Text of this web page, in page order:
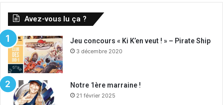
Avez-vous lu ça ?
Jeu concours « Ki K’en veut ! » – Pirate Ship
3 décembre 2020
Notre 1ère marraine !
21 février 2025